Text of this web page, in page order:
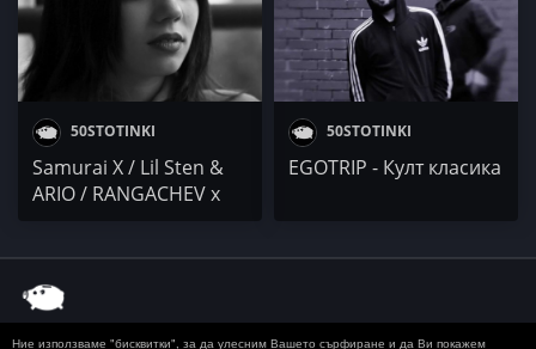
50STOTINKI
Samurai X / Lil Sten &
ARIO / RANGACHEV x
50STOTINKI
EGOTRIP - Култ класика
Ние използваме "бисквитки", за да улесним Вашето сърфиране и да Ви покажем